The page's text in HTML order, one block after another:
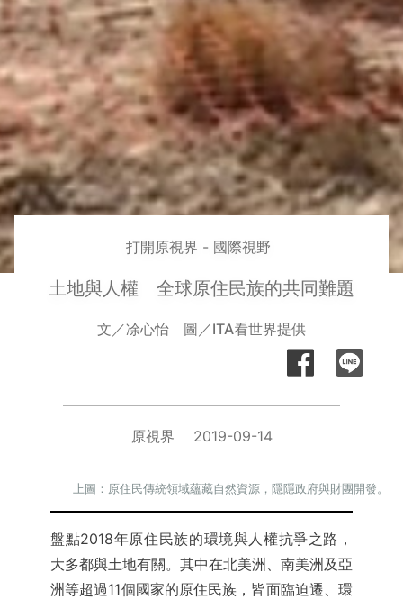
打開原視界 - 國際視野
土地與人權 全球原住民族的共同難題
文／凃心怡 圖／ITA看世界提供
原視界 2019-09-14
上圖：原住民傳統領域蘊藏自然資源，隱隱政府與財團開發。
盤點2018年原住民族的環境與人權抗爭之路，
大多都與土地有關。其中在北美洲、南美洲及亞
洲等超過11個國家的原住民族，皆面臨迫遷、環